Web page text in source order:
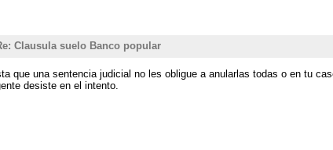
Clausula suelo Banco popular
que una sentencia judicial no les obligue a anularlas todas o en tu
desiste en el intento.